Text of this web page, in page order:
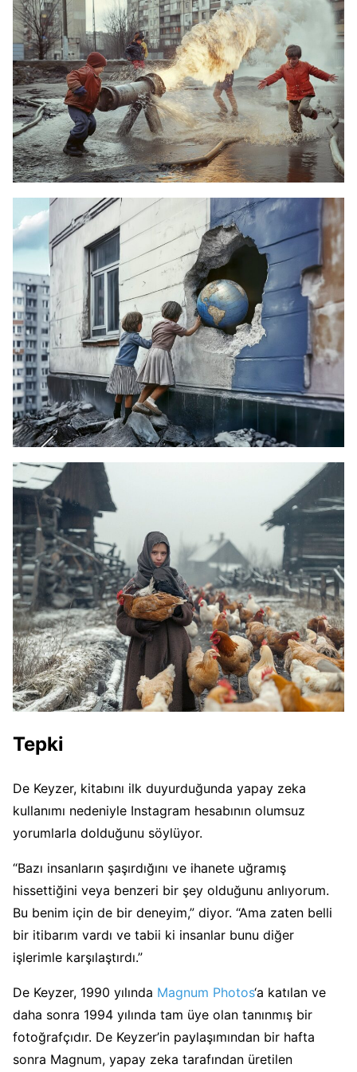
Tepki
De Keyzer, kitabını ilk duyurduğunda yapay zeka
kullanımı nedeniyle Instagram hesabının olumsuz
yorumlarla dolduğunu söylüyor.
“Bazı insanların şaşırdığını ve ihanete uğramış
hissettiğini veya benzeri bir şey olduğunu anlıyorum.
Bu benim için de bir deneyim,” diyor. “Ama zaten belli
bir itibarım vardı ve tabii ki insanlar bunu diğer
işlerimle karşılaştırdı.”
De Keyzer, 1990 yılında Magnum Photos‘a katılan ve
daha sonra 1994 yılında tam üye olan tanınmış bir
fotoğrafçıdır. De Keyzer’in paylaşımından bir hafta
sonra Magnum, yapay zeka tarafından üretilen